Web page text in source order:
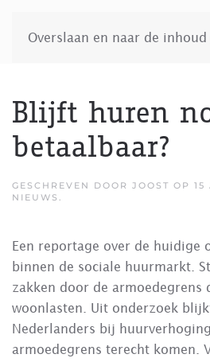
Overslaan en naar de inhoud
Blijft huren
betaalbaar?
GESCHREVEN DOOR JOOST OP 15
NIEUWS .
Een reportage over de huidige
binnen de sociale huurmarkt.
zakken door de armoedegrens
woonlasten. Uit onderzoek
Nederlanders bij
armoedegrens terecht komen.